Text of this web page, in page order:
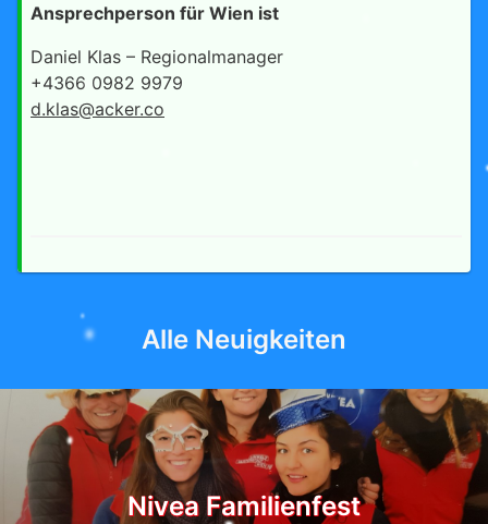
Ansprechperson für Wien ist
Daniel Klas – Regionalmanager
+4366 0982 9979
d.klas@acker.co
Alle Neuigkeiten
Nivea Familienfest